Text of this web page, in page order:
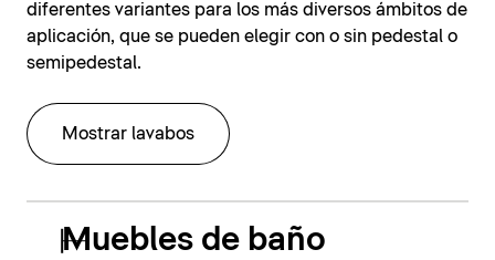
diferentes variantes para los más diversos ámbitos de
aplicación, que se pueden elegir con o sin pedestal o
semipedestal.
Mostrar lavabos
Muebles de baño